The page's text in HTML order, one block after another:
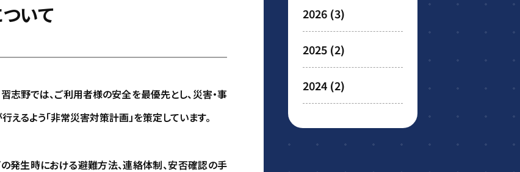
いて
志野では、ご利用者様の安全を最優先とし、災害・事
るよう「非常災害対策計画」を策定しています。
発生時における避難方法、連絡体制、安否確認の手
2026 (3)
2025 (2)
2024 (2)